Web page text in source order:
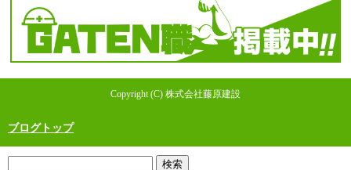
Copyright (C) 株式会社藤原建設
ブログトップ